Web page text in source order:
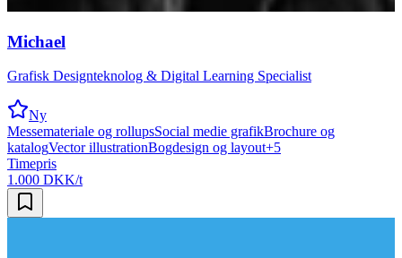
Michael
Grafisk Designteknolog & Digital Learning Specialist
Ny
Messemateriale og rollupsSocial medie grafikBrochure og
katalogVector illustrationBogdesign og layout+5
Timepris
1.000 DKK/t